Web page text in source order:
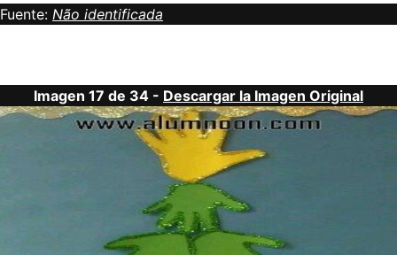
Fuente: Não identificada
Imagen 17 de 34 - Descargar la Imagen Original